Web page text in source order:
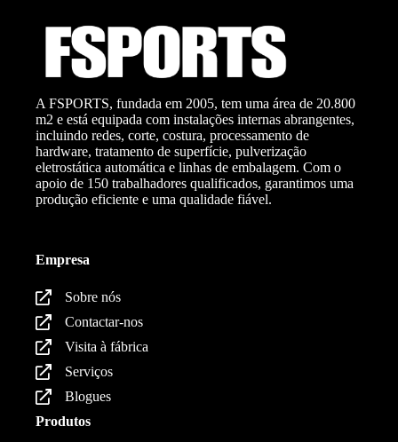
A FSPORTS, fundada em 2005, tem uma área de 20.800
m2 e está equipada com instalações internas abrangentes,
incluindo redes, corte, costura, processamento de
hardware, tratamento de superfície, pulverização
eletrostática automática e linhas de embalagem. Com o
apoio de 150 trabalhadores qualificados, garantimos uma
produção eficiente e uma qualidade fiável.
Empresa
Sobre nós
Contactar-nos
Visita à fábrica
Serviços
Blogues
Produtos